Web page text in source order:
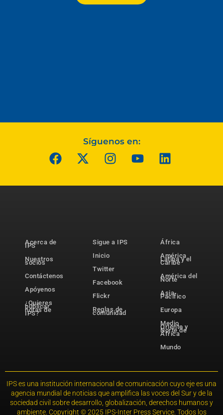
Síguenos en:
Acerca de
IPS
Nuestros
socios
Contáctenos
Apóyenos
¿Quieres
publicar
notas de
IPS?
Sigue a IPS
Inicio
Twitter
Facebook
Flickr
Reglas de
comunidad
África
América
Latina y el
Caribe
América del
Norte
Asia-
Pacífico
Europa
Medio
Oriente y
Norte de
África
Mundo
IPS es una institución internacional de comunicación cuyo eje es una
agencia mundial de noticias que amplifica las voces del Sur y de la
sociedad civil sobre desarrollo, globalización, derechos humanos y
ambiente. Copyright © 2025 IPS-Inter Press Service. Todos los